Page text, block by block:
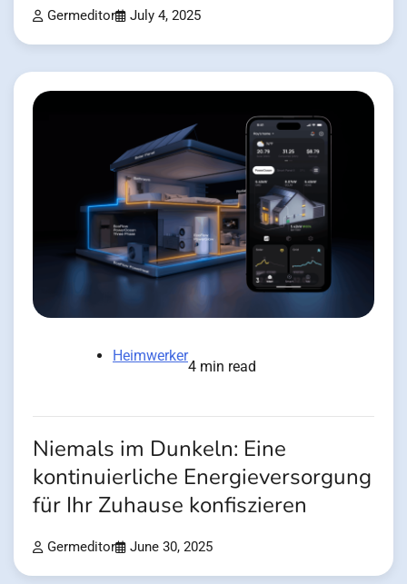
Germeditor July 4, 2025
Heimwerker
4 min read
Niemals im Dunkeln: Eine
kontinuierliche Energieversorgung
für Ihr Zuhause konfiszieren
Germeditor June 30, 2025